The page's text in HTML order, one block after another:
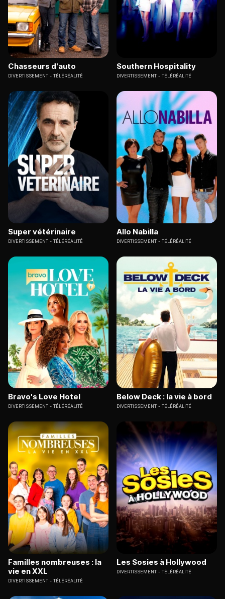
Chasseurs d'auto
DIVERTISSEMENT TÉLÉRÉALITÉ
Southern Hospitality
DIVERTISSEMENT TÉLÉRÉALITÉ
Super vétérinaire
DIVERTISSEMENT TÉLÉRÉALITÉ
Allo Nabilla
DIVERTISSEMENT TÉLÉRÉALITÉ
Bravo's Love Hotel
DIVERTISSEMENT TÉLÉRÉALITÉ
Below Deck : la vie à bord
DIVERTISSEMENT TÉLÉRÉALITÉ
Familles nombreuses : la
vie en XXL
DIVERTISSEMENT TÉLÉRÉALITÉ
Les Sosies à Hollywood
DIVERTISSEMENT TÉLÉRÉALITÉ